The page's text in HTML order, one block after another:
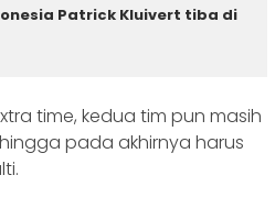
Patrick Kluivert tiba di
time, kedua tim pun masih
pada akhirnya harus